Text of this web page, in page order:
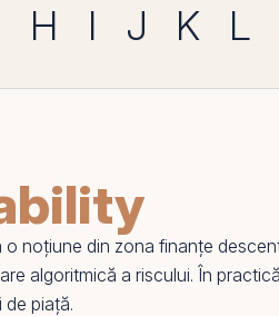
H I J K L
o noțiune din zona finanțe
algoritmică a riscului. În
piață.